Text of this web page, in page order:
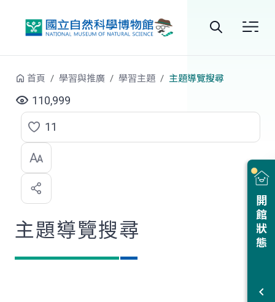
站
尋
開館狀態
首頁 學習與推廣 學習主題 主題導覽搜尋
110,999
點
選
喜
歡
11
主題導覽搜尋